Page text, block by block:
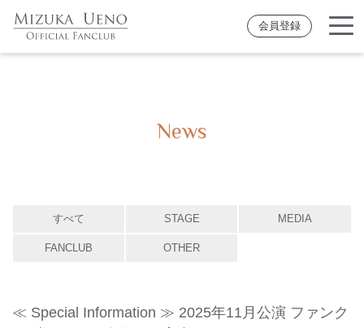
会員登録
News
すべて STAGE MEDIA
FANCLUB OTHER
≪ Special Information ≫ 2025年11月公演 ファンク